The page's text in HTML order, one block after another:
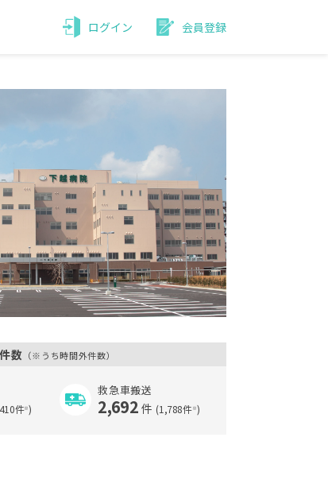
ログイン 会員登録
数 （※うち時間外件数）
件※)
救急車搬送
2,692 件 (1,788件※)